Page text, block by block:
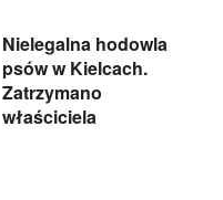
Nielegalna hodowla
psów w Kielcach.
Zatrzymano
właściciela